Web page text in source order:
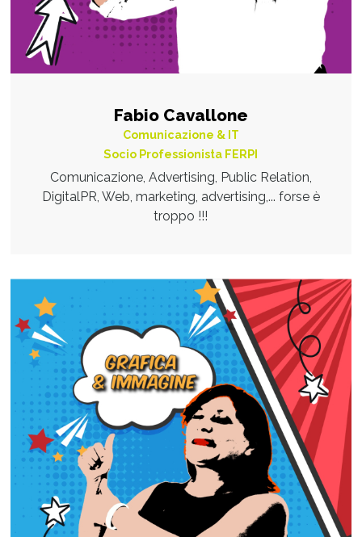
Fabio Cavallone
Comunicazione & IT
Socio Professionista FERPI
Comunicazione, Advertising, Public Relation,
DigitalPR, Web, marketing, advertising,... forse è
troppo !!!